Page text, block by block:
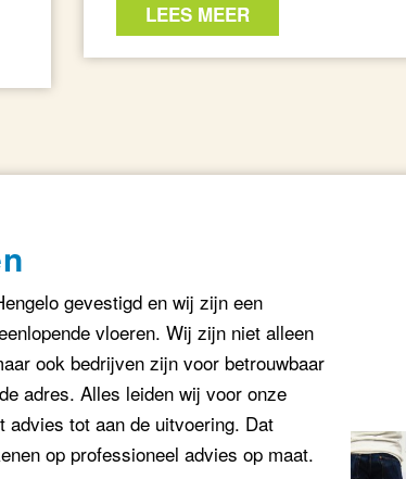
LEES MEER
gevestigd en wij zijn een
vloeren. Wij zijn niet alleen
ook bedrijven zijn voor betrouwbaar
adres. Alles leiden wij voor onze
advies tot aan de uitvoering. Dat
op professioneel advies op maat.